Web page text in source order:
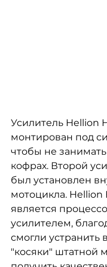
Усилитель Hellion
монтирован под
чтобы не
кофрах. Второй
был установлен
мотоцикла. Hellion
является
усилителем,
смогли устранить
"косяки" штатной